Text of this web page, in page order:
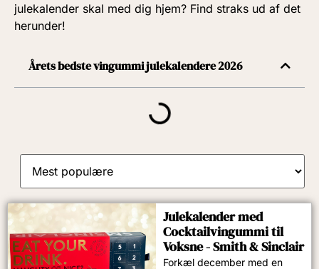
julekalender skal med dig hjem? Find straks ud af det
herunder!
Årets bedste vingummi julekalendere 2026
Julekalender med
Cocktailvingummi til
Voksne - Smith & Sinclair
Forkæl december med en